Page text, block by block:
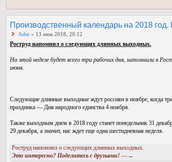
Производственный календарь на 2018
Adm » 13 июн 2018, 20:12
Роструд напомнил о следующих длинных выходных.
На этой неделе будет всего три рабочих дня, напомнили в
июня.
Следующие длинные выходные ждут россиян в ноябре, когда
праздника — Дня народного единства 4 ноября.
Также выходным днем в 2018 году станет понедельник 31
29 декабря, а значит, нас ждет еще одна шестидневная неделя.
Роструд напомнил о следующих длинных выходных.
Это интересно? Поделитесь с друзьями! —→